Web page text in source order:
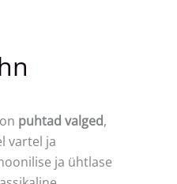
puhtad valged,
vartel ja
ja ühtlase